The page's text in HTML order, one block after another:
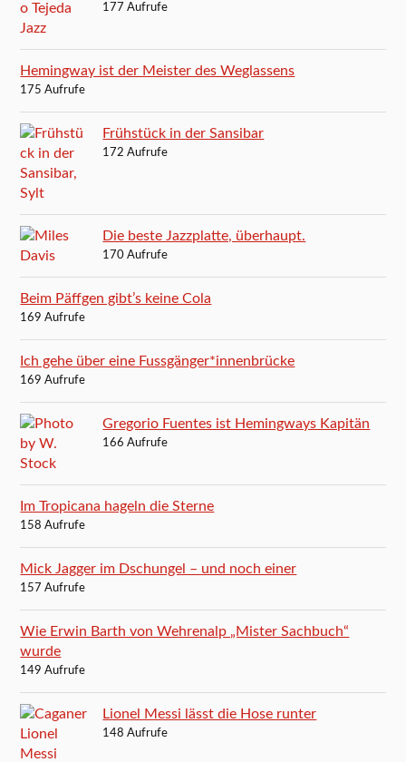
177 Aufrufe
Hemingway ist der Meister des Weglassens
175 Aufrufe
Frühstück in der Sansibar
172 Aufrufe
Die beste Jazzplatte, überhaupt.
170 Aufrufe
Beim Päffgen gibt’s keine Cola
169 Aufrufe
Ich gehe über eine Fussgänger*innenbrücke
169 Aufrufe
Gregorio Fuentes ist Hemingways Kapitän
166 Aufrufe
Im Tropicana hageln die Sterne
158 Aufrufe
Mick Jagger im Dschungel – und noch einer
157 Aufrufe
Wie Erwin Barth von Wehrenalp „Mister Sachbuch“
wurde
149 Aufrufe
Lionel Messi lässt die Hose runter
148 Aufrufe